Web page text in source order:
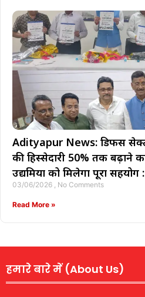
Adityapur News: डिफेंस
की हिस्सेदारी 50% तक बढ़ाने
उद्यमियों को मिलेगा पूरा
03/06/2026 No Comments
Read More »
हमारे बारे में (About Us)